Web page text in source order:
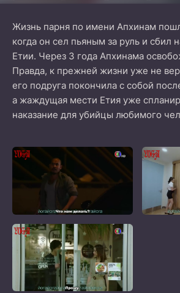
Жизнь парня по имени Апхинам
когда он сел пьяным за руль и сбил
Етии. Через 3 года Апхинама
Правда, к прежней жизни уже не
его подруга покончила с собой
а жаждущая мести Етия уже
наказание для убийцы любимого